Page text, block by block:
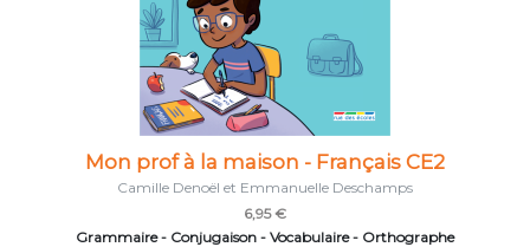
Mon prof à la maison - Français CE2
Camille Denoël et Emmanuelle Deschamps
6,95 €
Grammaire - Conjugaison - Vocabulaire - Orthographe